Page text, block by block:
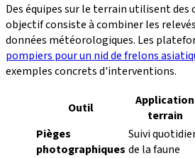
Des équipes sur le terrain utilisent des
objectif consiste à combiner les
données météorologiques. Les
pompiers pour un nid de frelons
exemples concrets d'interventions.
Outil
Application
terrain
Pièges
photographiques
Suivi
de la faune